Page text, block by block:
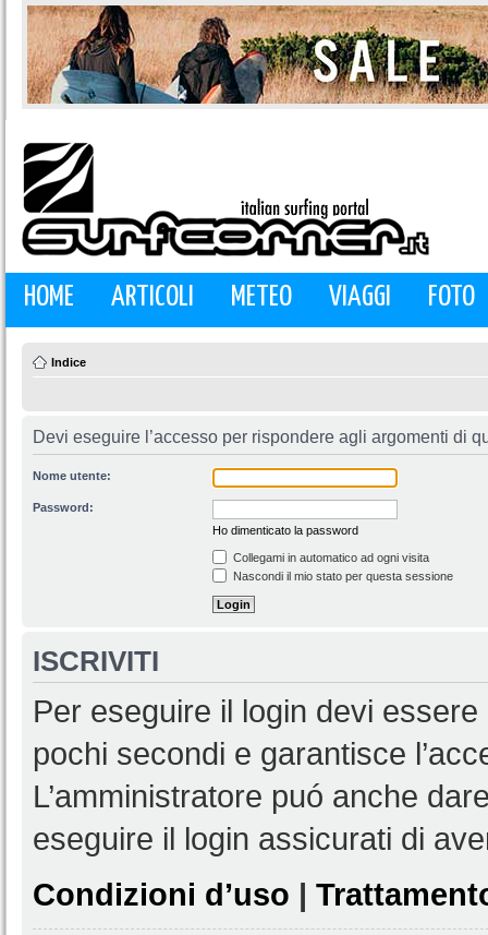
HOME ARTICOLI METEO VIAGGI FOTO
Indice
Devi eseguire l’accesso per rispondere agli argomenti di
Nome utente:
Password:
Ho dimenticato la password
Collegami in automatico ad ogni visita
Nascondi il mio stato per questa sessione
ISCRIVITI
Per eseguire il login devi
pochi secondi e garantisce
L’amministratore puó anche
eseguire il login assicurati di
Condizioni d’uso |